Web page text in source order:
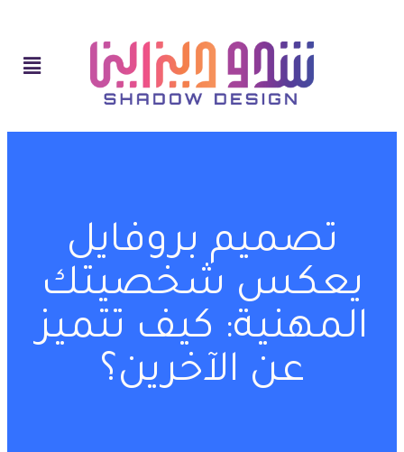
تصميم بروفايل
يعكس شخصيتك
المهنية: كيف تتميز
عن الآخرين؟